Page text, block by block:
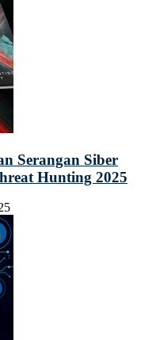
Serangan Siber
Hunting 2025